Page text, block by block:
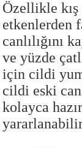
Özellikle kış
etkenlerden
canlılığını
ve yüzde
için cildi
cildi eski
kolayca